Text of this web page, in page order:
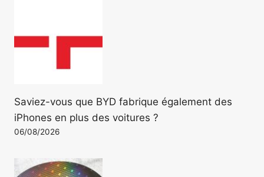
Saviez-vous que BYD fabrique également des
iPhones en plus des voitures ?
06/08/2026